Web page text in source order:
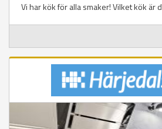
Vi har kök för alla smaker! Vilket kök är